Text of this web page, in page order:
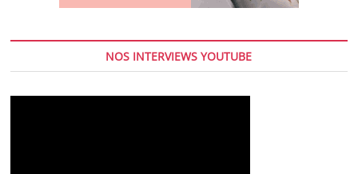
NOS INTERVIEWS YOUTUBE